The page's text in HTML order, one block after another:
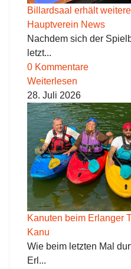
Billardsaal erhält
Hauptverein News
Nachdem sich der
letzt...
0 Kommentare
Weiterlesen
28. Juli 2026
Kanuten beim Erlanger
Kanu
Wie beim letzten Mal
Erl...